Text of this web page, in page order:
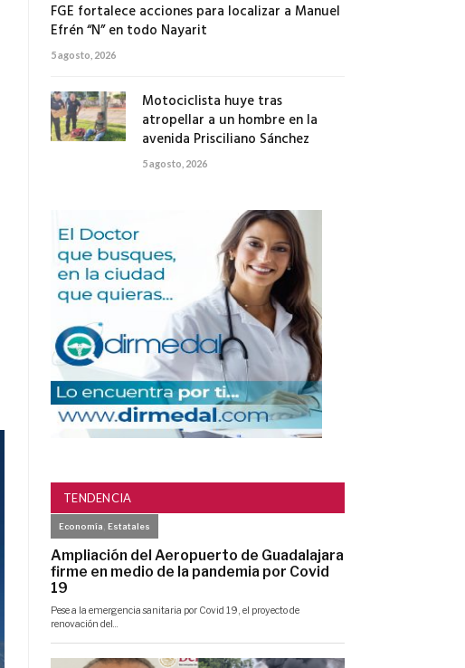
FGE fortalece acciones para localizar a Manuel
Efrén “N” en todo Nayarit
5 agosto, 2026
Motociclista huye tras
atropellar a un hombre en la
avenida Prisciliano Sánchez
5 agosto, 2026
TENDENCIA